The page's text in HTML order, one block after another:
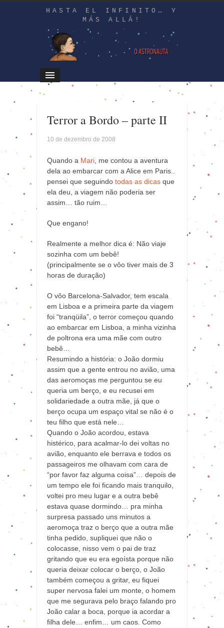
HASTA EL INFINITO… Y
MÁS ALLÁ!
Terror a Bordo – parte II
10 de dezembro de 2008
Quando a Mari, me contou a aventura
dela ao embarcar com a Alice em Paris..
pensei que seguindo todas as dicas que
ela deu, a viagem não poderia ser
assim… tão ruim…
Que engano!
Realmente a melhor dica é: Não viaje
sozinha com um bebê!
(principalmente se o vôo tiver mais de 3
horas de duração)
O vôo Barcelona-Salvador, tem escala
em Lisboa e a primeira parte da viagem
foi “tranqüila”, o terror começou quando
ao embarcar em Lisboa, a minha vizinha
de poltrona era uma mãe com outro
bebê…
Resumindo a história: o João dormiu
assim que a gente entrou no avião, uma
das aeromoças me perguntou se eu
queria um berço, e eu recusei em
solidariedade a outra mãe, já que o
berço ocupa um espaço vital se não é o
teu filho que está nele…
Quando o João acordou, estava
histérico, para acalmar-lo dei voltas no
avião, enquanto ele berrava e todos os
passageiros me olhavam com cara de
“por favor faz alguma coisa”… depois de
um tempo ele foi ficando mais tranquilo,
voltei pro meu lugar e a outra bebê
estava quase dormindo… pra minha
surpresa passado uns minutos a
aeromoça traz o berço que a outra mãe
tinha pedido, supliquei que não o
colocasse, nisso vem o pai de traz
gritando que eu era egoísta porque não
queria deixar colocar o berço, o João
também começou a gritar, eu fiquei
super nervosa falei um monte, o homem
que me segurava pelo braço falando pro
João calar a boca, porque ia acordar a
filha dele… enfim… um caos. Como